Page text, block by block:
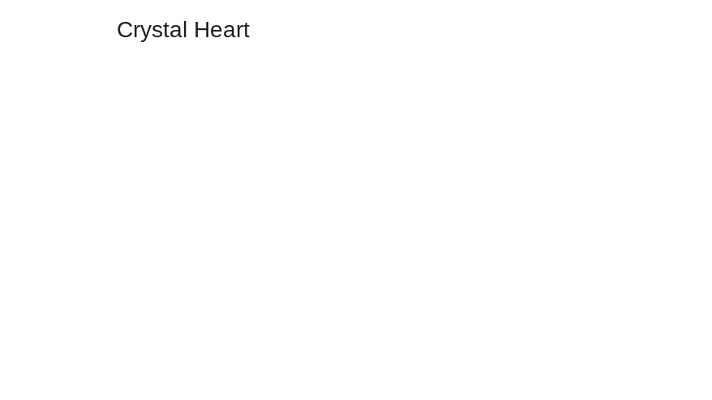
Crystal Heart